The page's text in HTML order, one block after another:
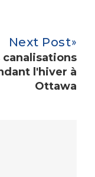
Next Post
canalisations
l'hiver à
Ottawa